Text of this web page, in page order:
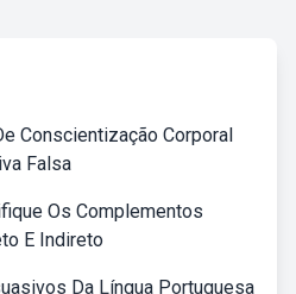
Conscientização Corporal
Falsa
Os Complementos
E Indireto
Da Língua Portuguesa